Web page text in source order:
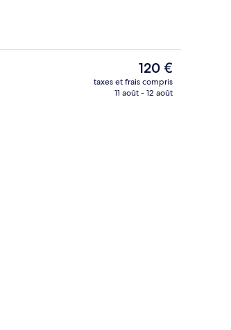
Le
prix
actuel
120 €
taxes et frais compris
11 août - 12 août